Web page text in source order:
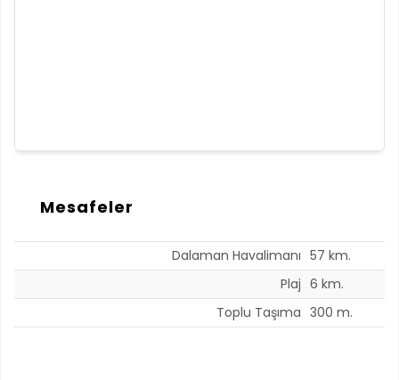
Mesafeler
Dalaman Havalimanı 57 km.
Plaj 6 km.
Toplu Taşıma 300 m.